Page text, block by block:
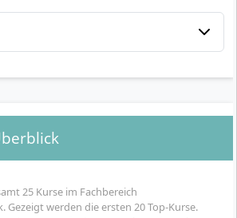
25 Kurse im Fachbereich
Gezeigt werden die ersten 20 Top-Kurse.